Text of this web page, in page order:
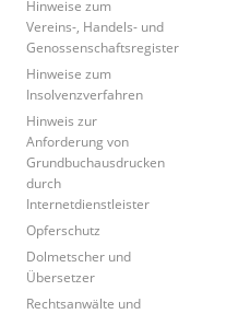
Hinweise zum
Vereins-, Handels- und
Genossenschaftsregister
Hinweise zum
Insolvenzverfahren
Hinweis zur
Anforderung von
Grundbuchausdrucken
durch
Internetdienstleister
Opferschutz
Dolmetscher und
Übersetzer
Rechtsanwälte und